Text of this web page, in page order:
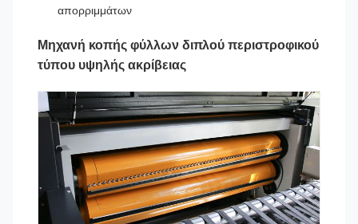
απορριμμάτων
Μηχανή κοπής φύλλων διπλού περιστροφικού
τύπου υψηλής ακρίβειας